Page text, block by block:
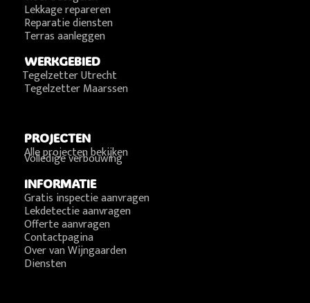
Lekkage repareren
Reparatie diensten
Terras aanleggen
WERKGEBIED
Tegelzetter Utrecht
Tegelzetter Maarssen
PROJECTEN
Alle projecten bekijken
Volledige verbouwing
INFORMATIE
Gratis inspectie aanvragen
Lekdetectie aanvragen
Offerte aanvragen
Contactpagina
Over van Wijngaarden
Diensten